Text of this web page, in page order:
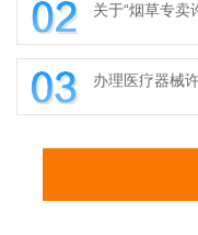
关于“烟草专卖
办理医疗器械